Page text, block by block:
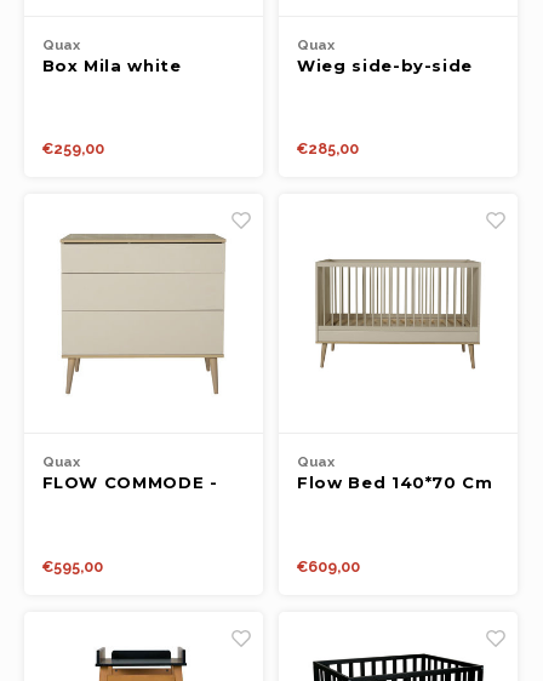
Quax
Box Mila white
€259,00
Quax
Wieg side-by-side
€285,00
Quax
FLOW COMMODE -
€595,00
Quax
Flow Bed 140*70 Cm
€609,00